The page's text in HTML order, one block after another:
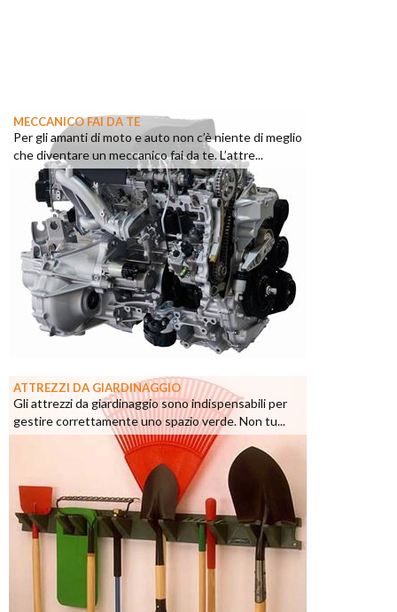
MECCANICO FAI DA TE
Per gli amanti di moto e auto non c’è niente di meglio
che diventare un meccanico fai da te. L’attre...
ATTREZZI DA GIARDINAGGIO
Gli attrezzi da giardinaggio sono indispensabili per
gestire correttamente uno spazio verde. Non tu...